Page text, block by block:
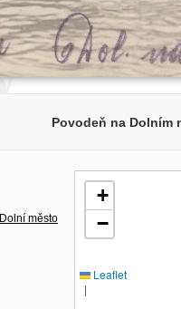
Povodeň na Dolním
Dolní město
+
−
Leaflet
|